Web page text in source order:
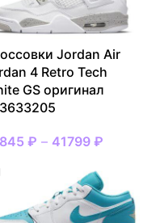
Jordan Air
4 Retro Tech
GS оригинал
₽ – 41799 ₽